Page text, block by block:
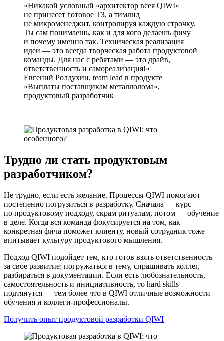
Никакой условный «архитектор всея QIWI»
не принесет готовое ТЗ, а тимлид
не микроменеджит, контролируя каждую строчку.
Ты сам понимаешь, как и для кого делаешь фичу
и почему именно так. Техническая реализация
идеи — это всегда творческая работа продуктовой
команды. Для нас с ребятами — это драйв,
ответственность и самореализация!
Евгений Ролдухин, team lead в продукте
«Выплаты поставщикам металлолома»,
продуктовый разработчик
Трудно ли стать продуктовым
разработчиком?
Не трудно, если есть желание. Процессы QIWI помогают
постепенно погрузиться в разработку. Сначала — курс
по продуктовому подходу, скрам ритуалам, потом — обучение
в деле. Когда вся команда фокусируется на том, как
конкретная фича поможет клиенту, новый сотрудник тоже
впитывает культуру продуктового мышления.
Подход QIWI подойдет тем, кто готов взять ответственность
за свое развитие: погружаться в тему, спрашивать коллег,
разбираться в документации. Если есть любознательность,
самостоятельность и инициативность, то hard skills
подтянутся — тем более что в QIWI отличные возможности
обучения и коллеги-профессионалы.
Получить опыт продуктовой разработки QIWI